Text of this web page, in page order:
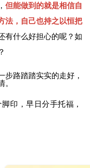
但能做到的就是相信自
法，自己也持之以恒把
有什么好担心的呢？如
步路踏踏实实的走好，
印，早日分手托福，